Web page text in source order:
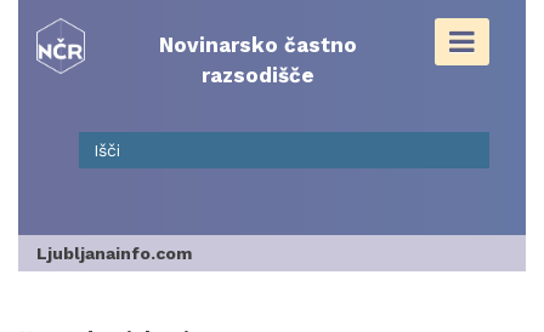
content
Novinarsko častno
razsodišče
Ljubljanainfo.com